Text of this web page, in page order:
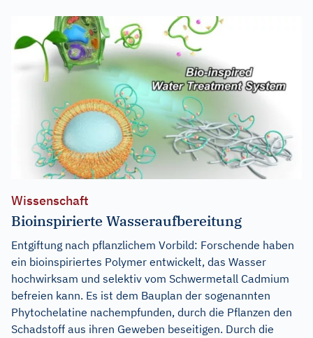
Wissenschaft
Bioinspirierte Wasseraufbereitung
Entgiftung nach pflanzlichem Vorbild: Forschende haben
ein bioinspiriertes Polymer entwickelt, das Wasser
hochwirksam und selektiv vom Schwermetall Cadmium
befreien kann. Es ist dem Bauplan der sogenannten
Phytochelatine nachempfunden, durch die Pflanzen den
Schadstoff aus ihren Geweben beseitigen. Durch die